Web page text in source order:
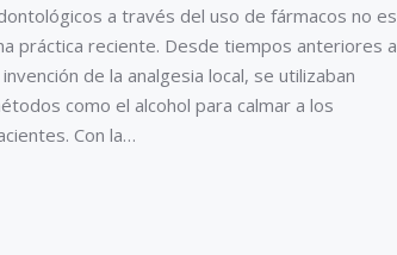
a través del uso de fármacos no es
práctica reciente. Desde tiempos anteriores a
invención de la analgesia local, se utilizaban
como el alcohol para calmar a los
Con la…